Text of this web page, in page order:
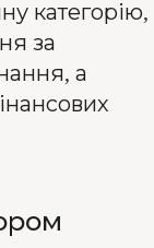
категорію,
за
а